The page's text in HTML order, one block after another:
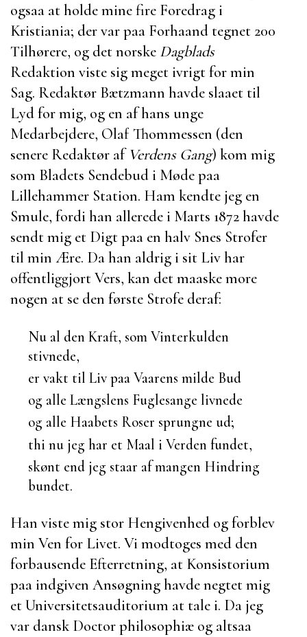
ogsaa at holde mine fire Foredrag i
Kristiania; der var paa Forhaand tegnet 200
Tilhørere, og det norske Dagblads
Redaktion viste sig meget ivrigt for min
Sag. Redaktør Bætzmann havde slaaet til
Lyd for mig, og en af hans unge
Medarbejdere, Olaf Thommessen (den
senere Redaktør afVerdens Gang) kom mig
som Bladets Sendebud i Møde paa
Lillehammer Station. Ham kendte jeg en
Smule, fordi han allerede i Marts 1872 havde
sendt mig et Digt paa en halv Snes Strofer
til min Ære. Da han aldrig i sit Liv har
offentliggjort Vers, kan det maaske more
nogen at se den første Strofe deraf:
Nu al den Kraft, som Vinterkulden
stivnede,
er vakt til Liv paa Vaarens milde Bud
og alle Længslens Fuglesange livnede
og alle Haabets Roser sprungne ud;
thi nu jeg har et Maal i Verden fundet,
skønt end jeg staar af mangen Hindring
bundet.
Han viste mig stor Hengivenhed og forblev
min Ven for Livet. Vi modtoges med den
forbausende Efterretning, at Konsistorium
paa indgiven Ansøgning havde negtet mig
et Universitetsauditorium at tale i. Da jeg
var dansk Doctor philosophiæ og altsaa